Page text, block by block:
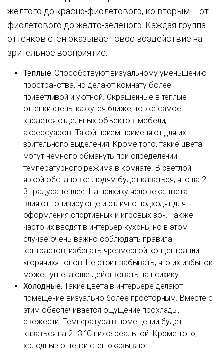
желтого до красно-фиолетового, ко вторым – от
фиолетового до желто-зеленого. Каждая группа
оттенков стен оказывает свое воздействие на
зрительное восприятие.
Теплые. Способствуют визуальному уменьшению
пространства, но делают комнату более
приветливой и уютной. Окрашенные в теплые
оттенки стены кажутся ближе, то же самое
касается отдельных объектов: мебели,
аксессуаров. Такой прием применяют для их
зрительного выделения. Кроме того, такие цвета
могут немного обмануть при определении
температурного режима в комнате. В светлой
яркой обстановке людям будет казаться, что на 2–
3 градуса теплее. На психику человека цвета
влияют тонизирующе и отлично подходят для
оформления спортивных и игровых зон. Также
часто их вводят в интерьер кухонь, но в этом
случае очень важно соблюдать правила
контрастов, избегать чрезмерной концентрации
«горячих» тонов. Не стоит забывать, что их избыток
может угнетающе действовать на психику.
Холодные. Такие цвета в интерьере делают
помещение визуально более просторным. Вместе с
этим обеспечивается ощущение прохлады,
свежести. Температура в помещении будет
казаться на 2–3 °С ниже реальной. Кроме того,
холодные оттенки стен оказывают